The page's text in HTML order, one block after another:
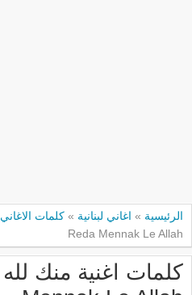
الرئيسية » اغاني لبنانية » كلمات الاغاني
Reda Mennak Le Allah